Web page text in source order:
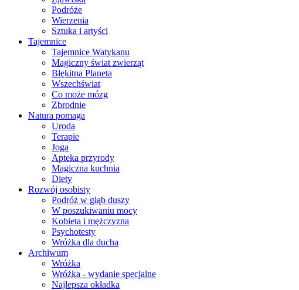
Podróże
Wierzenia
Sztuka i artyści
Tajemnice
Tajemnice Watykanu
Magiczny świat zwierząt
Błękitna Planeta
Wszechświat
Co może mózg
Zbrodnie
Natura pomaga
Uroda
Terapie
Joga
Apteka przyrody
Magiczna kuchnia
Diety
Rozwój osobisty
Podróż w głąb duszy
W poszukiwaniu mocy
Kobieta i mężczyzna
Psychotesty
Wróżka dla ducha
Archiwum
Wróżka
Wróżka - wydanie specjalne
Najlepsza okładka